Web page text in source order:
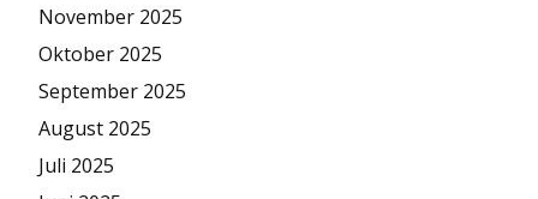
November 2025
Oktober 2025
September 2025
August 2025
Juli 2025